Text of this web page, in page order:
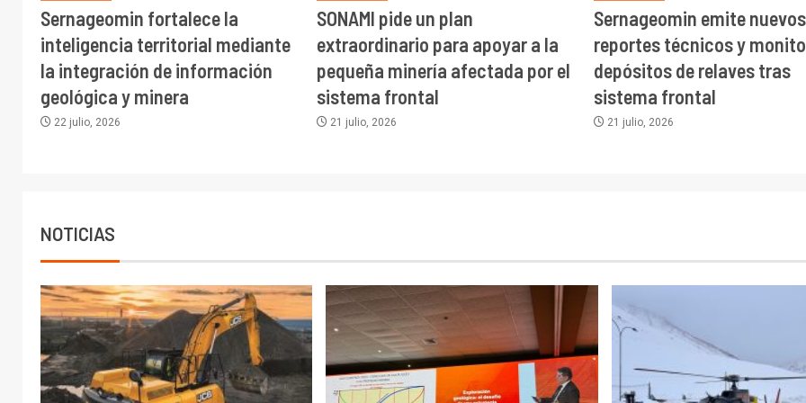
Sernageomin fortalece la
inteligencia territorial mediante
la integración de información
geológica y minera
22 julio, 2026
SONAMI pide un plan
extraordinario para apoyar a la
pequeña minería afectada por el
sistema frontal
21 julio, 2026
Sernageomin emite nuevos
reportes técnicos y
depósitos de relaves tras
sistema frontal
21 julio, 2026
NOTICIAS